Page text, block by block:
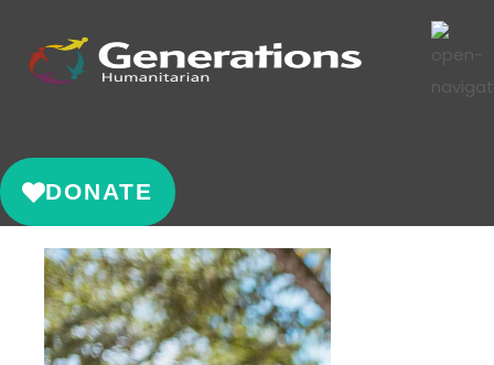
DONATE